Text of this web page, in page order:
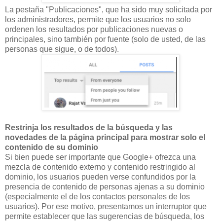
La pestaña "Publicaciones", que ha sido muy solicitada por
los administradores, permite que los usuarios no solo
ordenen los resultados por publicaciones nuevas o
principales, sino también por fuente (solo de usted, de las
personas que sigue, o de todos).
Restrinja los resultados de la búsqueda y las
novedades de la página principal para mostrar solo el
contenido de su dominio
Si bien puede ser importante que Google+ ofrezca una
mezcla de contenido externo y contenido restringido al
dominio, los usuarios pueden verse confundidos por la
presencia de contenido de personas ajenas a su dominio
(especialmente el de los contactos personales de los
usuarios). Por ese motivo, presentamos un interruptor que
permite establecer que las sugerencias de búsqueda, los